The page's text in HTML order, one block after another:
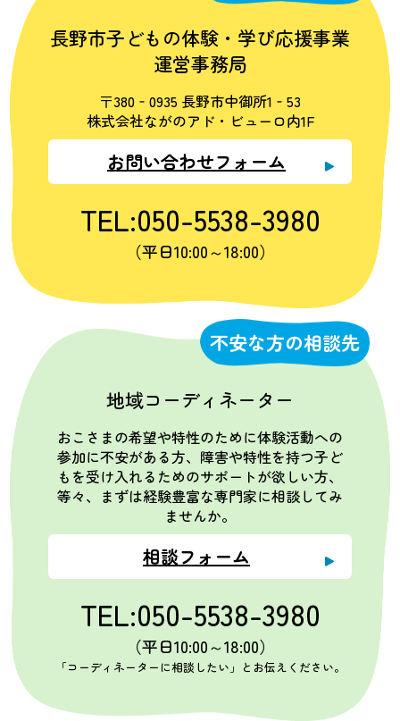
長野市子どもの体験・学び応援事業
運営事務局
〒380‐0935 長野市中御所1‐53
株式会社ながのアド・ビューロ内1F
お問い合わせフォーム
TEL:050-5538-3980
（平日10:00～18:00）
不安な方の相談先
地域コーディネーター
おこさまの希望や特性のために体験活動への
参加に不安がある方、障害や特性を持つ子ど
もを受け入れるためのサポートが欲しい方、
等々、まずは経験豊富な専門家に相談してみ
ませんか。
相談フォーム
TEL:050-5538-3980
（平日10:00～18:00）
「コーディネーターに相談したい」とお伝えください。